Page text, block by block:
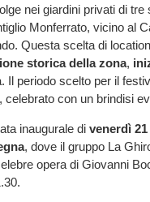
nei giardini privati di
Monferrato, vicino al
Questa scelta di
storica della zona,
Il periodo scelto per il
celebrato con un brindisi
inaugurale di venerdì
, dove il gruppo La
opera di Giovanni